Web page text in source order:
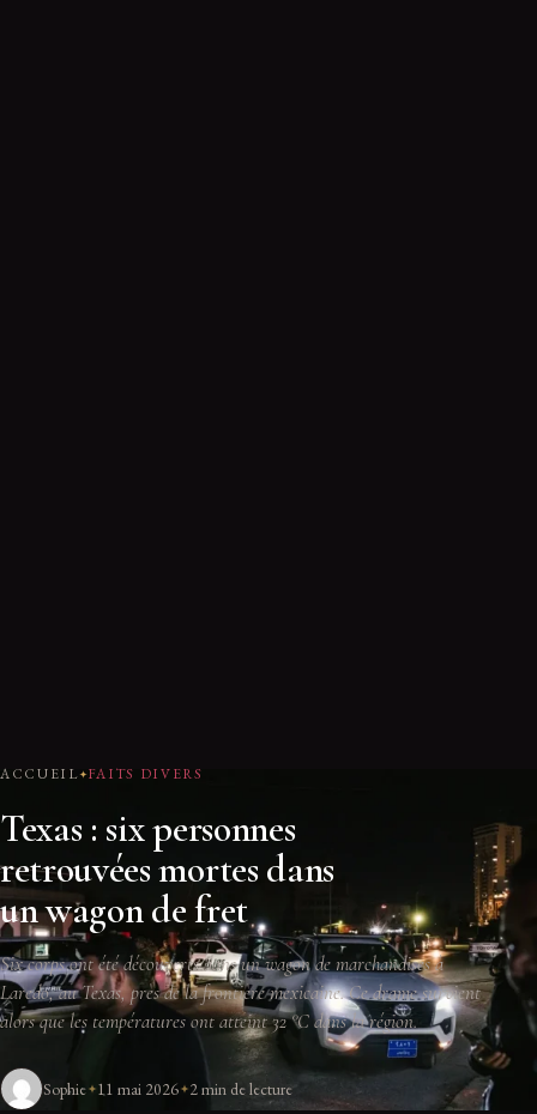
ACCUEIL FAITS DIVERS
Texas : six personnes
retrouvées mortes dans
un wagon de fret
Six corps ont été découverts dans un wagon de marchandises à
Laredo, au Texas, près de la frontière mexicaine. Ce drame survient
alors que les températures ont atteint 32 °C dans la région.
Sophie 11 mai 2026 2 min de lecture